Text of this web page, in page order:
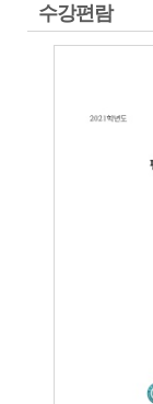
수강편람